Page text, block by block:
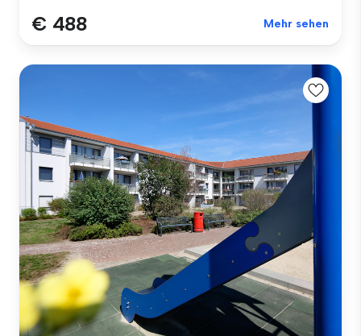
€ 488 Mehr sehen